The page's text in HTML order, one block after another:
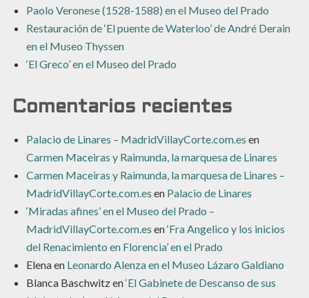
Paolo Veronese (1528-1588) en el Museo del Prado
Restauración de ‘El puente de Waterloo’ de André Derain
en el Museo Thyssen
‘El Greco’ en el Museo del Prado
Comentarios recientes
Palacio de Linares – MadridVillayCorte.com.es en
Carmen Maceiras y Raimunda, la marquesa de Linares
Carmen Maceiras y Raimunda, la marquesa de Linares –
MadridVillayCorte.com.es en Palacio de Linares
‘Miradas afines’ en el Museo del Prado –
MadridVillayCorte.com.es en‘Fra Angelico y los inicios
del Renacimiento en Florencia’ en el Prado
Elenaen Leonardo Alenza en el Museo Lázaro Galdiano
Blanca Baschwitzen‘El Gabinete de Descanso de sus